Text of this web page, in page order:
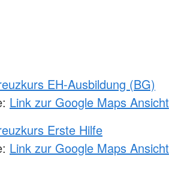
EH-Ausbildung (BG)
Link zur Google Maps Ansicht
Erste Hilfe
Link zur Google Maps Ansicht